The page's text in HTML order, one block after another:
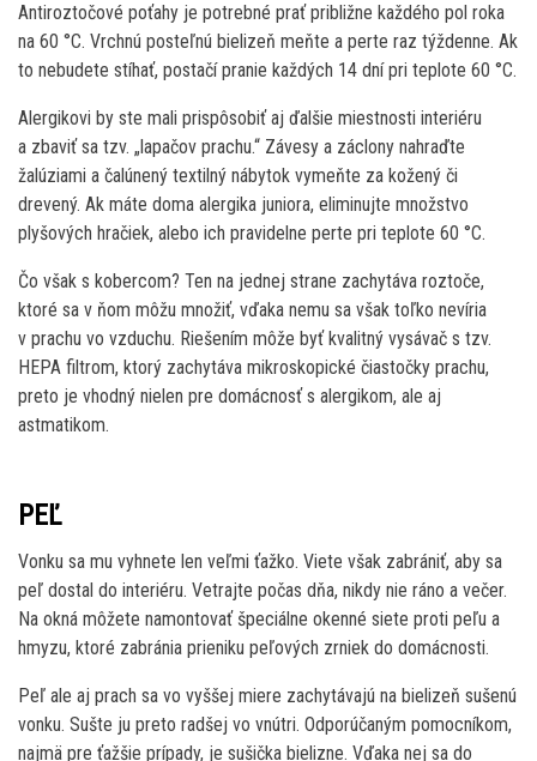
Antiroztočové poťahy je potrebné prať približne každého pol roka
na 60 °C. Vrchnú posteľnú bielizeň meňte a perte raz týždenne. Ak
to nebudete stíhať, postačí pranie každých 14 dní pri teplote 60 °C.
Alergikovi by ste mali prispôsobiť aj ďalšie miestnosti interiéru
a zbaviť sa tzv. „lapačov prachu.“ Závesy a záclony nahraďte
žalúziami a čalúnený textilný nábytok vymeňte za kožený či
drevený. Ak máte doma alergika juniora, eliminujte množstvo
plyšových hračiek, alebo ich pravidelne perte pri teplote 60 °C.
Čo však s kobercom? Ten na jednej strane zachytáva roztoče,
ktoré sa v ňom môžu množiť, vďaka nemu sa však toľko nevíria
v prachu vo vzduchu. Riešením môže byť kvalitný vysávač s tzv.
HEPA filtrom, ktorý zachytáva mikroskopické čiastočky prachu,
preto je vhodný nielen pre domácnosť s alergikom, ale aj
astmatikom.
PEĽ
Vonku sa mu vyhnete len veľmi ťažko. Viete však zabrániť, aby sa
peľ dostal do interiéru. Vetrajte počas dňa, nikdy nie ráno a večer.
Na okná môžete namontovať špeciálne okenné siete proti peľu a
hmyzu, ktoré zabránia prieniku peľových zrniek do domácnosti.
Peľ ale aj prach sa vo vyššej miere zachytávajú na bielizeň sušenú
vonku. Sušte ju preto radšej vo vnútri. Odporúčaným pomocníkom,
najmä pre ťažšie prípady, je sušička bielizne. Vďaka nej sa do